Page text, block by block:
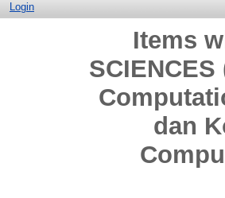
Login
Items
dan